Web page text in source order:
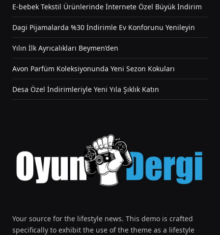
E-bebek Tekstil Ürünlerinde İnternete Özel Büyük İndirim
Dagi Pijamalarda %30 İndirimle Ev Konforunu Yenileyin
Yılın İlk Ayrıcalıkları Beymen’den
Avon Parfüm Koleksiyonunda Yeni Sezon Kokuları
Desa Özel İndirimleriyle Yeni Yıla Şıklık Katın
Your source for the lifestyle news. This demo is crafted
specifically to exhibit the use of the theme as a lifestyle